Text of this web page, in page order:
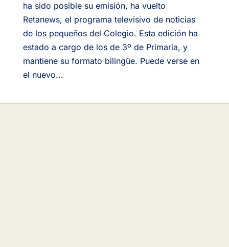
ha sido posible su emisión, ha vuelto
Retanews, el programa televisivo de noticias
de los pequeños del Colegio. Esta edición ha
estado a cargo de los de 3º de Primaria, y
mantiene su formato bilingüe. Puede verse en
el nuevo...